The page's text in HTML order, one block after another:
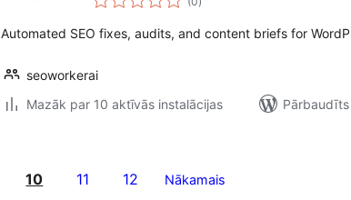
kopsumma
Automated SEO fixes, audits, and content briefs for
seoworkerai
Mazāk par 10 aktīvās instalācijas
Pārbaudīts
10 11 12 Nākamais